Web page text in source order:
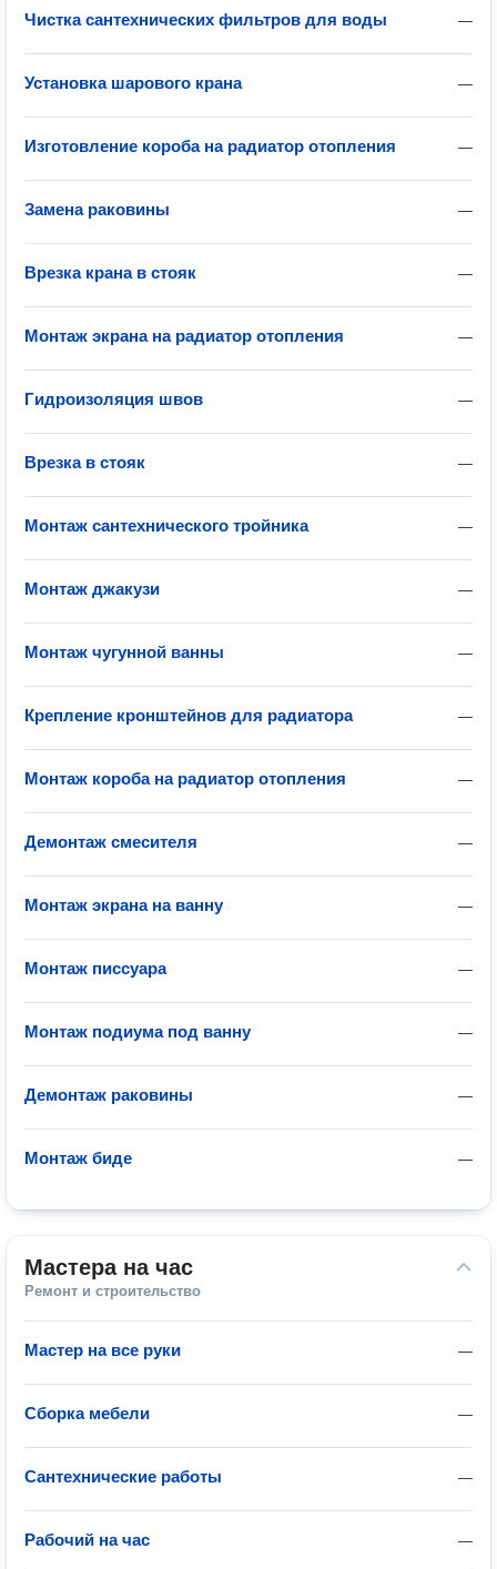
—
Чистка сантехнических фильтров для воды
—
Установка шарового крана
—
Изготовление короба на радиатор отопления
—
Замена раковины
—
Врезка крана в стояк
—
Монтаж экрана на радиатор отопления
—
Гидроизоляция швов
—
Врезка в стояк
—
Монтаж сантехнического тройника
—
Монтаж джакузи
—
Монтаж чугунной ванны
—
Крепление кронштейнов для радиатора
—
Монтаж короба на радиатор отопления
—
Демонтаж смесителя
—
Монтаж экрана на ванну
—
Монтаж писсуара
—
Монтаж подиума под ванну
—
Демонтаж раковины
—
Монтаж биде
Мастера на час
Ремонт и строительство
—
Мастер на все руки
—
Сборка мебели
—
Сантехнические работы
—
Рабочий на час